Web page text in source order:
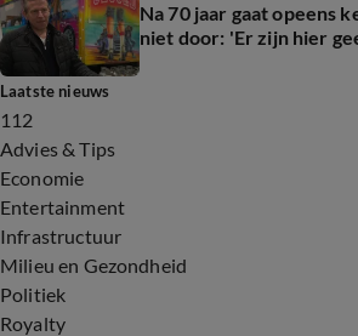
Na 70 jaar gaat opeens
niet door: 'Er zijn hier
Laatste nieuws
112
Advies & Tips
Economie
Entertainment
Infrastructuur
Milieu en Gezondheid
Politiek
Royalty